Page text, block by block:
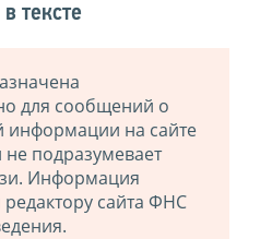
тексте
для сообщений о
информации на сайте
подразумевает
Информация
редактору сайта ФНС